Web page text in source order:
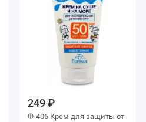
249 ₽
Ф-406 Крем для защиты от